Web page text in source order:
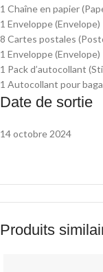
1 Chaîne en papier
1 Enveloppe (Envelope)
8 Cartes postales
1 Enveloppe (Envelope)
1 Pack d’autocollant
1 Autocollant pour
Date de sortie
14 octobre 2024
Produits